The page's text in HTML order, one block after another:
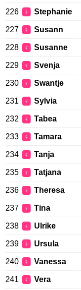
226 ♀ Stephanie
227 ♀ Susann
228 ♀ Susanne
229 ♀ Svenja
230 ♀ Swantje
231 ♀ Sylvia
232 ♀ Tabea
233 ♀ Tamara
234 ♀ Tanja
235 ♀ Tatjana
236 ♀ Theresa
237 ♀ Tina
238 ♀ Ulrike
239 ♀ Ursula
240 ♀ Vanessa
241 ♀ Vera